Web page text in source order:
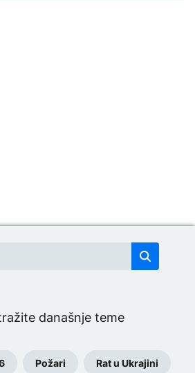
današnje teme
Požari Rat u Ukrajini